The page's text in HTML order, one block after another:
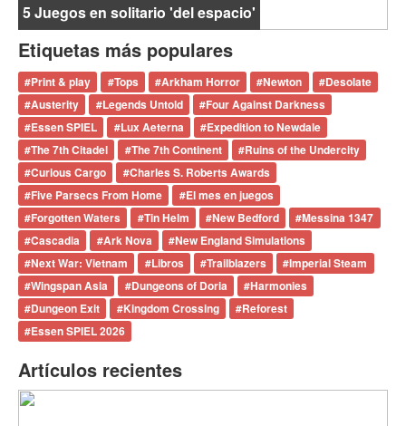
5 Juegos en solitario 'del espacio'
Etiquetas más populares
#Print & play #Tops #Arkham Horror #Newton #Desolate
#Austerity #Legends Untold #Four Against Darkness
#Essen SPIEL #Lux Aeterna #Expedition to Newdale
#The 7th Citadel #The 7th Continent #Ruins of the Undercity
#Curious Cargo #Charles S. Roberts Awards
#Five Parsecs From Home #El mes en juegos
#Forgotten Waters #Tin Helm #New Bedford #Messina 1347
#Cascadia #Ark Nova #New England Simulations
#Next War: Vietnam #Libros #Trailblazers #Imperial Steam
#Wingspan Asia #Dungeons of Doria #Harmonies
#Dungeon Exit #Kingdom Crossing #Reforest
#Essen SPIEL 2026
Artículos recientes